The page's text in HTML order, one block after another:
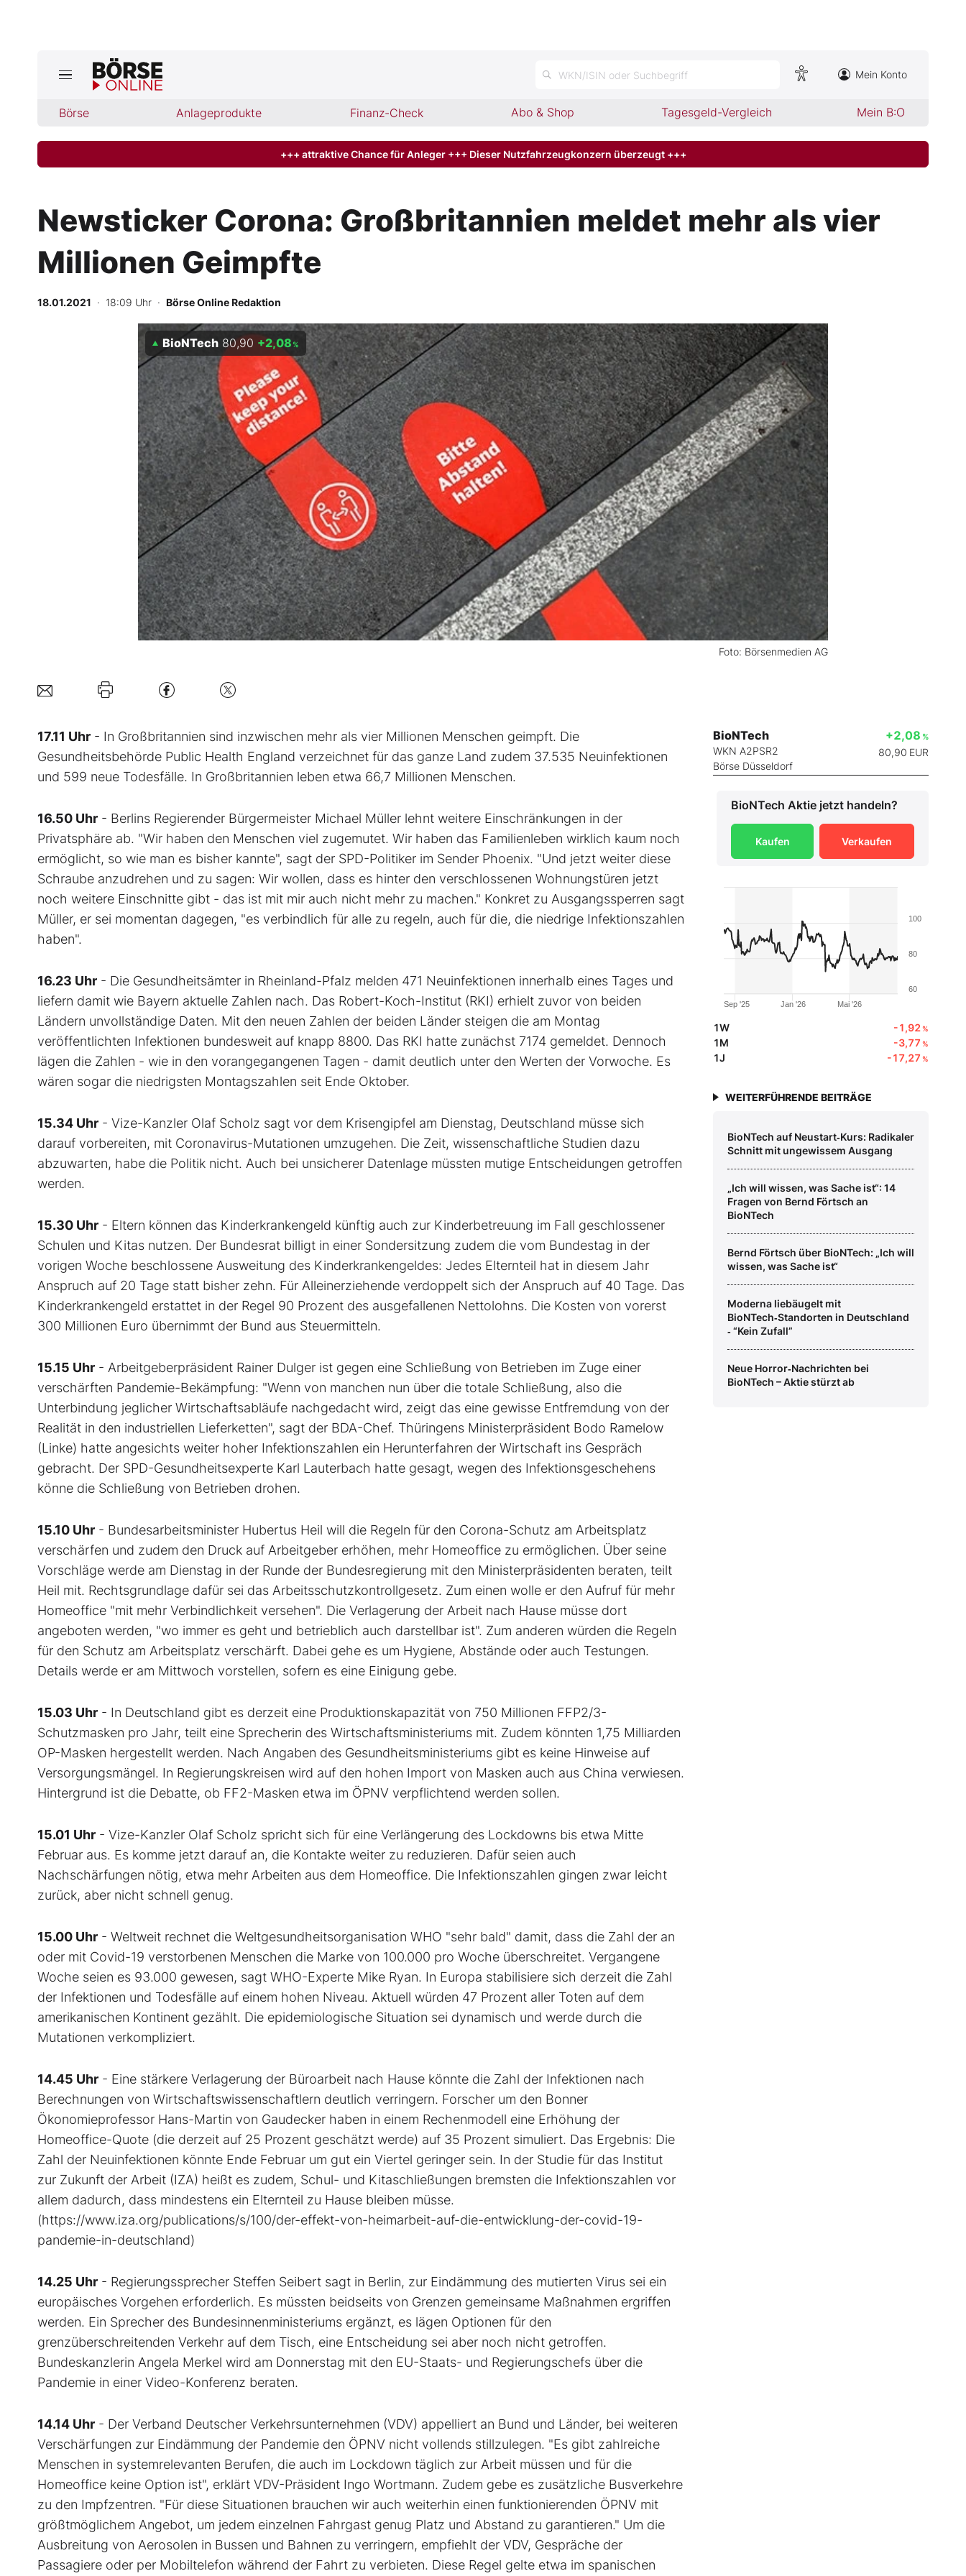
WKN/ISIN oder Suchbegriff Mein Konto
Börse Anlageprodukte Finanz-Check Abo & Shop Tagesgeld-Vergleich Mein B:O
Börse
Abo & Shop
BO-Musterdepots
Experten
Mein B:O
Mein Konto
Folgen Sie uns
Kontakt
+++ attraktive Chance für Anleger +++ Dieser Nutzfahrzeugkonzern überzeugt +++
Newsticker Corona: Großbritannien meldet mehr als vier
Millionen Geimpfte
18.01.2021 · 18:09 Uhr · Börse Online Redaktion
Foto: Börsenmedien AG
BioNTech 80,90 +2,08 %
17.11 Uhr - In Großbritannien sind inzwischen mehr als vier Millionen Menschen geimpft. Die
Gesundheitsbehörde Public Health England verzeichnet für das ganze Land zudem 37.535 Neuinfektionen
und 599 neue Todesfälle. In Großbritannien leben etwa 66,7 Millionen Menschen.
16.50 Uhr - Berlins Regierender Bürgermeister Michael Müller lehnt weitere Einschränkungen in der
Privatsphäre ab. "Wir haben den Menschen viel zugemutet. Wir haben das Familienleben wirklich kaum noch
ermöglicht, so wie man es bisher kannte", sagt der SPD-Politiker im Sender Phoenix. "Und jetzt weiter diese
Schraube anzudrehen und zu sagen: Wir wollen, dass es hinter den verschlossenen Wohnungstüren jetzt
noch weitere Einschnitte gibt - das ist mit mir auch nicht mehr zu machen." Konkret zu Ausgangssperren sagt
Müller, er sei momentan dagegen, "es verbindlich für alle zu regeln, auch für die, die niedrige Infektionszahlen
haben".
16.23 Uhr - Die Gesundheitsämter in Rheinland-Pfalz melden 471 Neuinfektionen innerhalb eines Tages und
liefern damit wie Bayern aktuelle Zahlen nach. Das Robert-Koch-Institut (RKI) erhielt zuvor von beiden
Ländern unvollständige Daten. Mit den neuen Zahlen der beiden Länder steigen die am Montag
veröffentlichten Infektionen bundesweit auf knapp 8800. Das RKI hatte zunächst 7174 gemeldet. Dennoch
lägen die Zahlen - wie in den vorangegangenen Tagen - damit deutlich unter den Werten der Vorwoche. Es
wären sogar die niedrigsten Montagszahlen seit Ende Oktober.
15.34 Uhr - Vize-Kanzler Olaf Scholz sagt vor dem Krisengipfel am Dienstag, Deutschland müsse sich
darauf vorbereiten, mit Coronavirus-Mutationen umzugehen. Die Zeit, wissenschaftliche Studien dazu
abzuwarten, habe die Politik nicht. Auch bei unsicherer Datenlage müssten mutige Entscheidungen getroffen
werden.
15.30 Uhr - Eltern können das Kinderkrankengeld künftig auch zur Kinderbetreuung im Fall geschlossener
Schulen und Kitas nutzen. Der Bundesrat billigt in einer Sondersitzung zudem die vom Bundestag in der
vorigen Woche beschlossene Ausweitung des Kinderkrankengeldes: Jedes Elternteil hat in diesem Jahr
Anspruch auf 20 Tage statt bisher zehn. Für Alleinerziehende verdoppelt sich der Anspruch auf 40 Tage. Das
Kinderkrankengeld erstattet in der Regel 90 Prozent des ausgefallenen Nettolohns. Die Kosten von vorerst
300 Millionen Euro übernimmt der Bund aus Steuermitteln.
15.15 Uhr - Arbeitgeberpräsident Rainer Dulger ist gegen eine Schließung von Betrieben im Zuge einer
verschärften Pandemie-Bekämpfung: "Wenn von manchen nun über die totale Schließung, also die
Unterbindung jeglicher Wirtschaftsabläufe nachgedacht wird, zeigt das eine gewisse Entfremdung von der
Realität in den industriellen Lieferketten", sagt der BDA-Chef. Thüringens Ministerpräsident Bodo Ramelow
(Linke) hatte angesichts weiter hoher Infektionszahlen ein Herunterfahren der Wirtschaft ins Gespräch
gebracht. Der SPD-Gesundheitsexperte Karl Lauterbach hatte gesagt, wegen des Infektionsgeschehens
könne die Schließung von Betrieben drohen.
15.10 Uhr - Bundesarbeitsminister Hubertus Heil will die Regeln für den Corona-Schutz am Arbeitsplatz
verschärfen und zudem den Druck auf Arbeitgeber erhöhen, mehr Homeoffice zu ermöglichen. Über seine
Vorschläge werde am Dienstag in der Runde der Bundesregierung mit den Ministerpräsidenten beraten, teilt
Heil mit. Rechtsgrundlage dafür sei das Arbeitsschutzkontrollgesetz. Zum einen wolle er den Aufruf für mehr
Homeoffice "mit mehr Verbindlichkeit versehen". Die Verlagerung der Arbeit nach Hause müsse dort
angeboten werden, "wo immer es geht und betrieblich auch darstellbar ist". Zum anderen würden die Regeln
für den Schutz am Arbeitsplatz verschärft. Dabei gehe es um Hygiene, Abstände oder auch Testungen.
Details werde er am Mittwoch vorstellen, sofern es eine Einigung gebe.
15.03 Uhr - In Deutschland gibt es derzeit eine Produktionskapazität von 750 Millionen FFP2/3-
Schutzmasken pro Jahr, teilt eine Sprecherin des Wirtschaftsministeriums mit. Zudem könnten 1,75 Milliarden
OP-Masken hergestellt werden. Nach Angaben des Gesundheitsministeriums gibt es keine Hinweise auf
Versorgungsmängel. In Regierungskreisen wird auf den hohen Import von Masken auch aus China verwiesen.
Hintergrund ist die Debatte, ob FF2-Masken etwa im ÖPNV verpflichtend werden sollen.
15.01 Uhr - Vize-Kanzler Olaf Scholz spricht sich für eine Verlängerung des Lockdowns bis etwa Mitte
Februar aus. Es komme jetzt darauf an, die Kontakte weiter zu reduzieren. Dafür seien auch
Nachschärfungen nötig, etwa mehr Arbeiten aus dem Homeoffice. Die Infektionszahlen gingen zwar leicht
zurück, aber nicht schnell genug.
15.00 Uhr - Weltweit rechnet die Weltgesundheitsorganisation WHO "sehr bald" damit, dass die Zahl der an
oder mit Covid-19 verstorbenen Menschen die Marke von 100.000 pro Woche überschreitet. Vergangene
Woche seien es 93.000 gewesen, sagt WHO-Experte Mike Ryan. In Europa stabilisiere sich derzeit die Zahl
der Infektionen und Todesfälle auf einem hohen Niveau. Aktuell würden 47 Prozent aller Toten auf dem
amerikanischen Kontinent gezählt. Die epidemiologische Situation sei dynamisch und werde durch die
Mutationen verkompliziert.
14.45 Uhr - Eine stärkere Verlagerung der Büroarbeit nach Hause könnte die Zahl der Infektionen nach
Berechnungen von Wirtschaftswissenschaftlern deutlich verringern. Forscher um den Bonner
Ökonomieprofessor Hans-Martin von Gaudecker haben in einem Rechenmodell eine Erhöhung der
Homeoffice-Quote (die derzeit auf 25 Prozent geschätzt werde) auf 35 Prozent simuliert. Das Ergebnis: Die
Zahl der Neuinfektionen könnte Ende Februar um gut ein Viertel geringer sein. In der Studie für das Institut
zur Zukunft der Arbeit (IZA) heißt es zudem, Schul- und Kitaschließungen bremsten die Infektionszahlen vor
allem dadurch, dass mindestens ein Elternteil zu Hause bleiben müsse.
(https://www.iza.org/publications/s/100/der-effekt-von-heimarbeit-auf-die-entwicklung-der-covid-19-
pandemie-in-deutschland)
14.25 Uhr - Regierungssprecher Steffen Seibert sagt in Berlin, zur Eindämmung des mutierten Virus sei ein
europäisches Vorgehen erforderlich. Es müssten beidseits von Grenzen gemeinsame Maßnahmen ergriffen
werden. Ein Sprecher des Bundesinnenministeriums ergänzt, es lägen Optionen für den
grenzüberschreitenden Verkehr auf dem Tisch, eine Entscheidung sei aber noch nicht getroffen.
Bundeskanzlerin Angela Merkel wird am Donnerstag mit den EU-Staats- und Regierungschefs über die
Pandemie in einer Video-Konferenz beraten.
14.14 Uhr - Der Verband Deutscher Verkehrsunternehmen (VDV) appelliert an Bund und Länder, bei weiteren
Verschärfungen zur Eindämmung der Pandemie den ÖPNV nicht vollends stillzulegen. "Es gibt zahlreiche
Menschen in systemrelevanten Berufen, die auch im Lockdown täglich zur Arbeit müssen und für die
Homeoffice keine Option ist", erklärt VDV-Präsident Ingo Wortmann. Zudem gebe es zusätzliche Busverkehre
zu den Impfzentren. "Für diese Situationen brauchen wir auch weiterhin einen funktionierenden ÖPNV mit
größtmöglichem Angebot, um jedem einzelnen Fahrgast genug Platz und Abstand zu garantieren." Um die
Ausbreitung von Aerosolen in Bussen und Bahnen zu verringern, empfiehlt der VDV, Gespräche der
Passagiere oder per Mobiltelefon während der Fahrt zu verbieten. Diese Regel gelte etwa im spanischen
BioNTech
WKN A2PSR2
Börse Düsseldorf
+2,08 %
80,90 EUR
BioNTech Aktie jetzt handeln?
Kaufen Verkaufen
Jan '26
Sep '25 Mai '26
60
80
100
1W -1,92%
1M -3,77 %
1J -17,27 %
WEITERFÜHRENDE BEITRÄGE
BioNTech auf Neustart‑Kurs: Radikaler
Schnitt mit ungewissem Ausgang
„Ich will wissen, was Sache ist“: 14
Fragen von Bernd Förtsch an
BioNTech
Bernd Förtsch über BioNTech: „Ich will
wissen, was Sache ist“
Moderna liebäugelt mit
BioNTech‑Standorten in Deutschland
‑ “Kein Zufall”
Neue Horror‑Nachrichten bei
BioNTech – Aktie stürzt ab